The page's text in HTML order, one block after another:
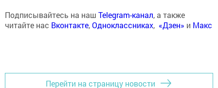
Подписывайтесь на наш Telegram-канал, а также
читайте нас Вконтакте,Одноклассниках, «Дзен» и Макс
Перейти на страницу новости